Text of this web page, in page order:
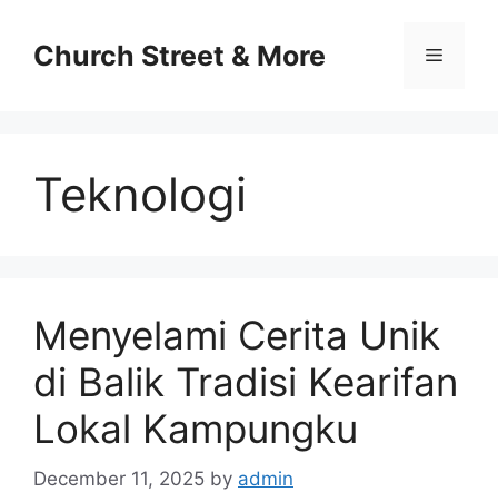
contentChurch Street & More Menu
Teknologi
Menyelami Cerita Unik
di Balik Tradisi Kearifan
Lokal Kampungku
December 11, 2025 by admin